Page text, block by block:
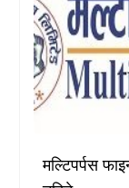
मल्टिपर्पस